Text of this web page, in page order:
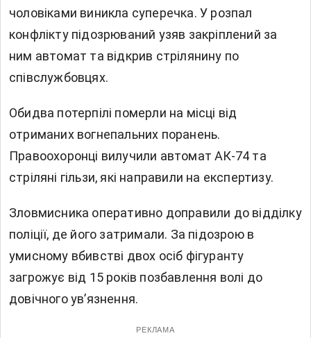
чоловіками виникла суперечка. У розпал
конфлікту підозрюваний узяв закріплений за
ним автомат та відкрив стрілянину по
співслужбовцях.
Обидва потерпілі померли на місці від
отриманих вогнепальних поранень.
Правоохоронці вилучили автомат АК-74 та
стріляні гільзи, які направили на експертизу.
Зловмисника оперативно доправили до відділку
поліції, де його затримали. За підозрою в
умисному вбивстві двох осіб фігуранту
загрожує від 15 років позбавлення волі до
довічного ув’язнення.
РЕКЛАМА